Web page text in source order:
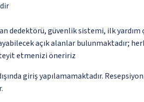
güvenlik sistemi, ilk yardım
açık alanlar bulunmaktadır;
teyit etmenizi öneririz
giriş yapılamamaktadır.